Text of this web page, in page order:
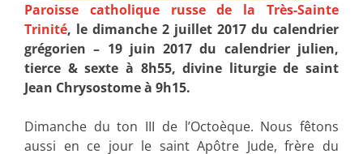
Paroisse catholique russe de la Très-Sainte
Trinité, le dimanche 2 juillet 2017 du calendrier
grégorien – 19 juin 2017 du calendrier julien,
tierce & sexte à 8h55, divine liturgie de saint
Jean Chrysostome à 9h15.
Dimanche du ton III de l’Octoèque. Nous fêtons
aussi en ce jour le saint Apôtre Jude, frère du